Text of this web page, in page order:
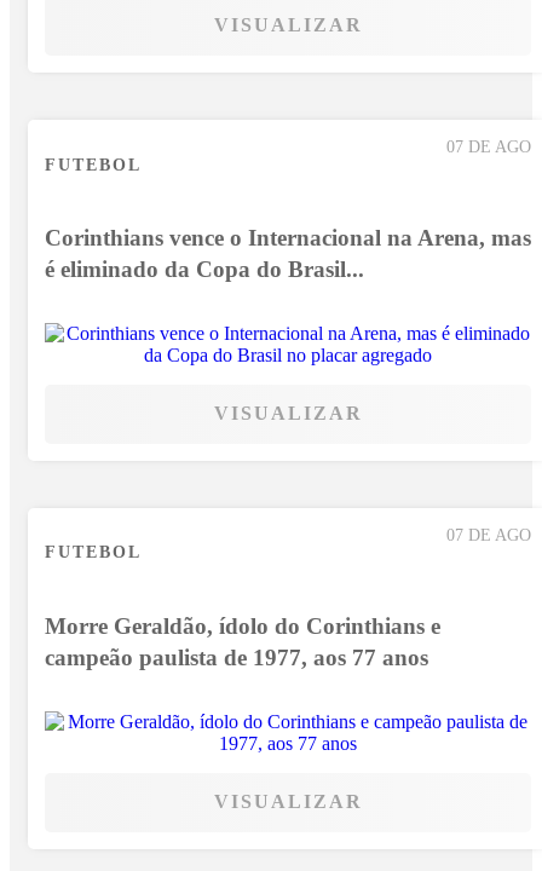
VISUALIZAR
07 DE AGO
FUTEBOL
Corinthians vence o Internacional na Arena, mas
é eliminado da Copa do Brasil...
VISUALIZAR
07 DE AGO
FUTEBOL
Morre Geraldão, ídolo do Corinthians e
campeão paulista de 1977, aos 77 anos
VISUALIZAR